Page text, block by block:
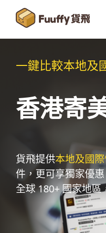
一鍵比較本地及
香港寄
貨飛提供本地及國
件，更可享獨家優
全球 180+ 國家地